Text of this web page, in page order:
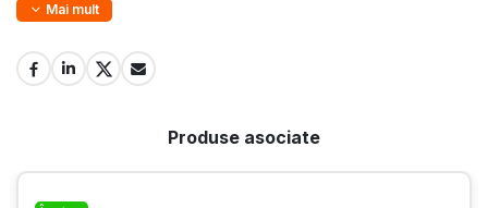
Mai mult
Produse asociate